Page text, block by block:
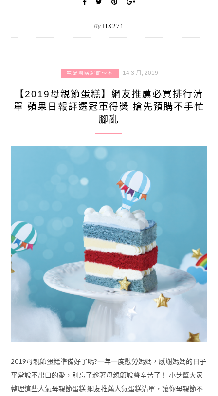
By HX271
宅配團購超商～＊ 14 3 月, 2019
【2019母親節蛋糕】網友推薦必買排行清
單 蘋果日報評選冠軍得獎 搶先預購不手忙
腳亂
2019母親節蛋糕準備好了嗎?一年一度慰勞媽媽，感謝媽媽的日子
平常說不出口的愛，別忘了趁著母親節說聲辛苦了！ 小芝幫大家
整理這些人氣母親節蛋糕 網友推薦人氣蛋糕清單，讓你母親節不